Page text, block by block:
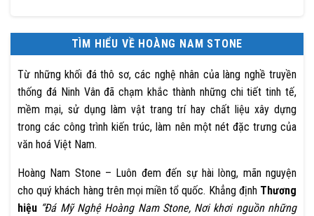
TÌM HIỂU VỀ HOÀNG NAM STONE
Từ những khối đá thô sơ, các nghệ nhân của làng nghề truyền
thống đá Ninh Vân đã chạm khắc thành những chi tiết tinh tế,
mềm mại, sử dụng làm vật trang trí hay chất liệu xây dựng
trong các công trình kiến trúc, làm nên một nét đặc trưng của
văn hoá Việt Nam.
Hoàng Nam Stone – Luôn đem đến sự hài lòng, mãn nguyện
cho quý khách hàng trên mọi miền tổ quốc. Khẳng định Thương
hiệu “Đá Mỹ Nghệ Hoàng Nam Stone, Nơi khơi nguồn những